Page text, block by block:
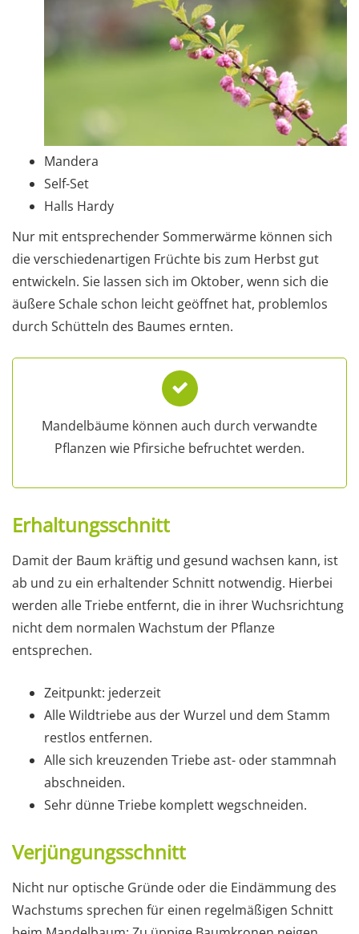
Mandera
Self-Set
Halls Hardy
Nur mit entsprechender Sommerwärme können sich
die verschiedenartigen Früchte bis zum Herbst gut
entwickeln. Sie lassen sich im Oktober, wenn sich die
äußere Schale schon leicht geöffnet hat, problemlos
durch Schütteln des Baumes ernten.
Mandelbäume können auch durch verwandte
Pflanzen wie Pfirsiche befruchtet werden.
Erhaltungsschnitt
Damit der Baum kräftig und gesund wachsen kann, ist
ab und zu ein erhaltender Schnitt notwendig. Hierbei
werden alle Triebe entfernt, die in ihrer Wuchsrichtung
nicht dem normalen Wachstum der Pflanze
entsprechen.
Zeitpunkt: jederzeit
Alle Wildtriebe aus der Wurzel und dem Stamm
restlos entfernen.
Alle sich kreuzenden Triebe ast- oder stammnah
abschneiden.
Sehr dünne Triebe komplett wegschneiden.
Verjüngungsschnitt
Nicht nur optische Gründe oder die Eindämmung des
Wachstums sprechen für einen regelmäßigen Schnitt